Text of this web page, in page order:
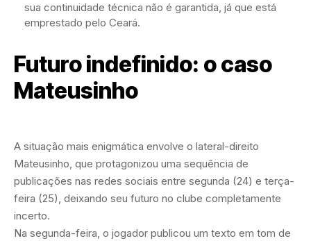
sua continuidade técnica não é garantida, já que está
emprestado pelo Ceará.
Futuro indefinido: o caso
Mateusinho
A situação mais enigmática envolve o lateral-direito
Mateusinho, que protagonizou uma sequência de
publicações nas redes sociais entre segunda (24) e terça-
feira (25), deixando seu futuro no clube completamente
incerto.
Na segunda-feira, o jogador publicou um texto em tom de